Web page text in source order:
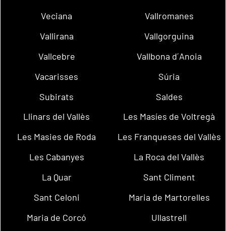
Veciana
Vallromanes
Vallirana
Vallgorguina
Vallcebre
Vallbona d´Anoia
Vacarisses
Súria
Subirats
Saldes
Llinars del Vallès
Les Masíes de Voltregà
Les Masies de Roda
Les Franqueses del Vallès
Les Cabanyes
La Roca del Vallès
La Quar
Sant Climent
Sant Celoni
Maria de Martorelles
Maria de Corcó
Ullastrell